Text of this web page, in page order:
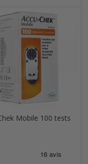
Mobile 100 tests